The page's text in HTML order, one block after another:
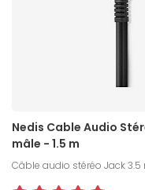
Nedis Cable Audio
mâle - 1.5 m
Câble audio stéréo Jack 3.5